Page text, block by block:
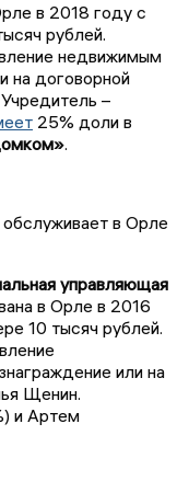
в 2018 году с
рублей.
недвижимым
на договорной
–
25% доли в
.
в Орле
управляющая
в Орле в 2016
10 тысяч рублей.
или на
Щенин.
и Артем